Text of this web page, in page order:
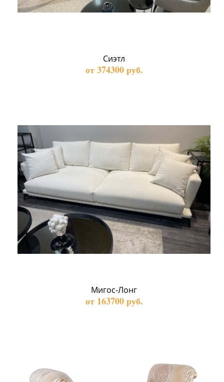
Сиэтл
от 374300 руб.
Мигос-Лонг
от 163700 руб.